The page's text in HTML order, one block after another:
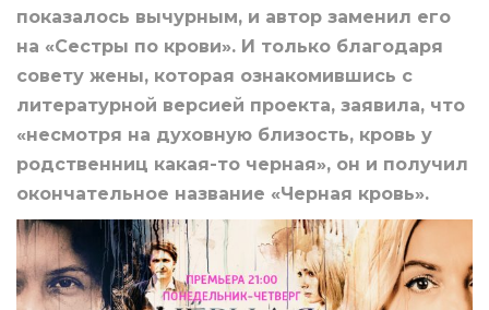
показалось вычурным, и автор заменил его
на «Сестры по крови». И только благодаря
совету жены, которая ознакомившись с
литературной версией проекта, заявила, что
«несмотря на духовную близость, кровь у
родственниц какая-то черная», он и получил
окончательное название «Черная кровь».